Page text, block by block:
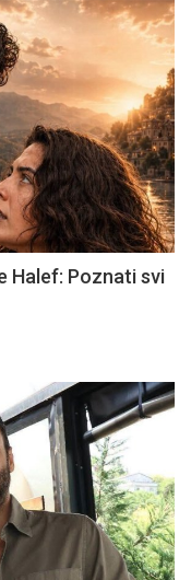
Halef: Poznati svi